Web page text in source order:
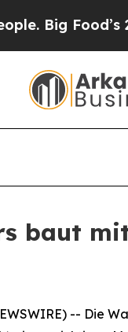
Food’s 239
baut
-- Die